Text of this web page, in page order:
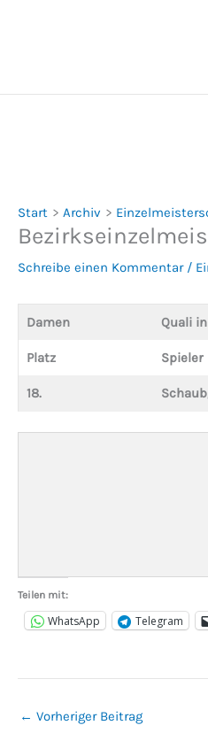
Start Archiv
Schreibe einen Kommentar /
Damen Quali
Platz Spieler
18.
Teilen mit:
WhatsApp Telegram
← Vorheriger Beitrag